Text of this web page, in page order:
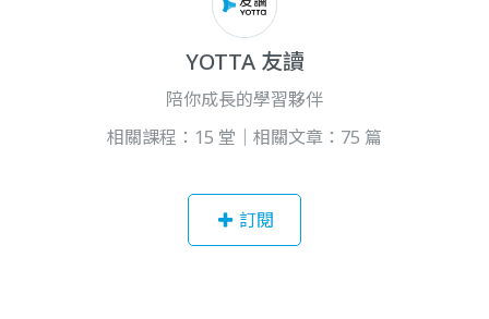
YOTTA 友讀
陪你成長的學習夥伴
相關課程：15 堂｜相關文章：75 篇
訂閱